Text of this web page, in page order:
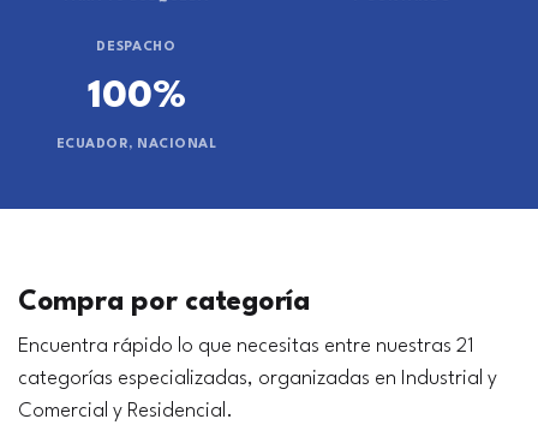
DESPACHO
100%
ECUADOR, NACIONAL
Compra por categoría
Encuentra rápido lo que necesitas entre nuestras 21
categorías especializadas, organizadas en Industrial y
Comercial y Residencial.